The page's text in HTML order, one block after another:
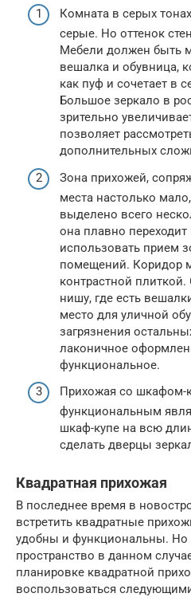
Комната в серых
серые. Но оттенок
Мебели должен быть
вешалка и обувница,
как пуф и сочетает в
Большое зеркало в
зрительно
позволяет
дополнительных
Зона прихожей,
места настолько
выделено всего
она плавно переходит
использовать прием
помещений. Коридор
контрастной
нишу, где есть
место для уличной
загрязнения
лаконичное
функциональное.
Прихожая со шкафом-
функциональным
шкаф-купе на всю
сделать дверцы
Квадратная прихожая
В последнее время в
встретить квадратные
удобны и функциональны. Но
пространство в данном
планировке квадратной
воспользоваться